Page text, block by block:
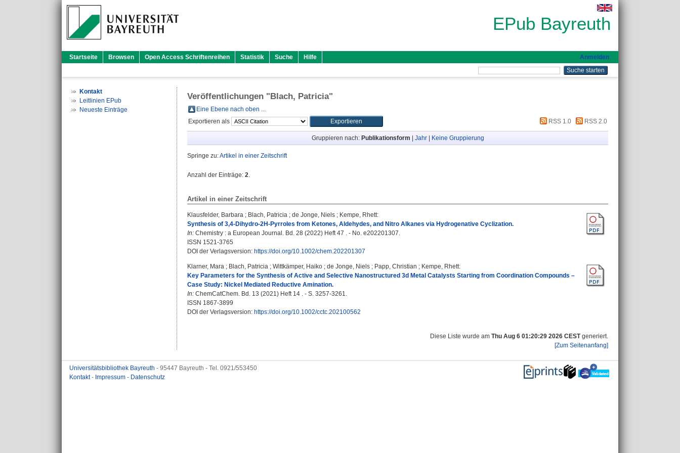
EPub Bayreuth
Startseite Browsen Open Access Schriftenreihen Statistik Suche Hilfe Anmelden
Kontakt
Leitlinien EPub
Neueste Einträge
Veröffentlichungen "Blach, Patricia"
Eine Ebene nach oben ...
Exportieren als
RSS 1.0 RSS 2.0
Gruppieren nach: Publikationsform Jahr| Keine Gruppierung
Springe zu:Artikel in einer Zeitschrift
Anzahl der Einträge: 2.
Artikel in einer Zeitschrift
Klausfelder, Barbara ; Blach, Patricia ; de Jonge, Niels ; Kempe, Rhett:
Synthesis of 3,4-Dihydro-2H-Pyrroles from Ketones, Aldehydes, and Nitro Alkanes via Hydrogenative Cyclization.
In: Chemistry : a European Journal. Bd. 28 (2022) Heft 47 . - No. e202201307.
ISSN 1521-3765
DOI der Verlagsversion: https://doi.org/10.1002/chem.202201307
Klarner, Mara ; Blach, Patricia ; Wittkämper, Haiko ; de Jonge, Niels ; Papp, Christian ; Kempe, Rhett:
Key Parameters for the Synthesis of Active and Selective Nanostructured 3d Metal Catalysts Starting from Coordination Compounds –
Case Study: Nickel Mediated Reductive Amination.
In: ChemCatChem. Bd. 13 (2021) Heft 14 . - S. 3257-3261.
ISSN 1867-3899
DOI der Verlagsversion: https://doi.org/10.1002/cctc.202100562
Diese Liste wurde am Thu Aug 6 01:20:29 2026 CESTgeneriert.
[Zum Seitenanfang]
Universitätsbibliothek Bayreuth - 95447 Bayreuth - Tel. 0921/553450
Kontakt- Impressum - Datenschutz